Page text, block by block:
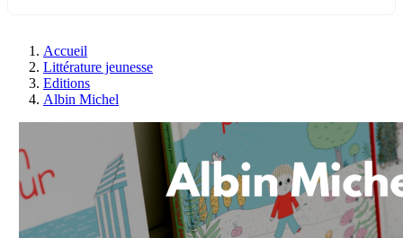
Accueil
Littérature jeunesse
Editions
Albin Michel